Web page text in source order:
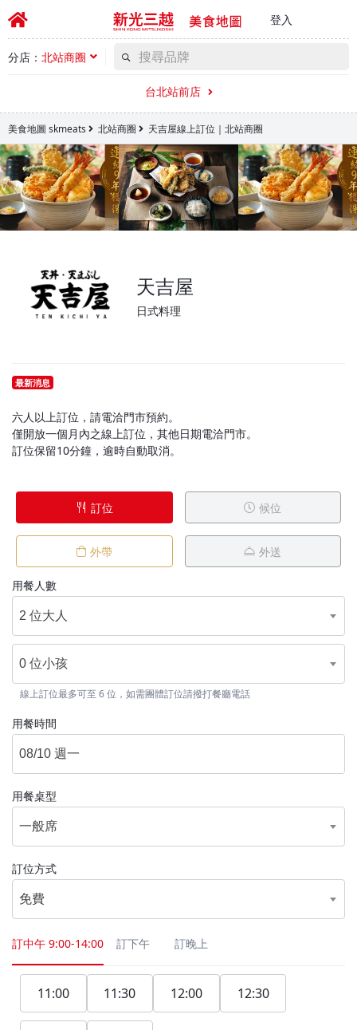
登入
分店： 北站商圈
台北站前店
美食地圖 skmeats 北站商圈 天吉屋線上訂位｜北站商圈
天吉屋
日式料理
最新消息
六人以上訂位，請電洽門市預約。
僅開放一個月內之線上訂位，其他日期電洽門市。
訂位保留10分鐘，逾時自動取消。
訂位 候位
外帶 外送
用餐人數
2 位大人
0 位小孩
線上訂位最多可至 6 位，如需團體訂位請撥打餐廳電話
用餐時間
用餐桌型
一般席
訂位方式
免費
訂中午 9:00-14:00 訂下午 訂晚上
11:00 11:30 12:00 12:30